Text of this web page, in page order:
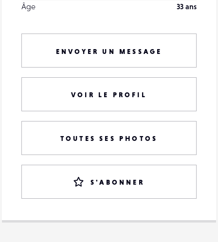
Âge
33 ans
ENVOYER UN MESSAGE
VOIR LE PROFIL
TOUTES SES PHOTOS
S'ABONNER